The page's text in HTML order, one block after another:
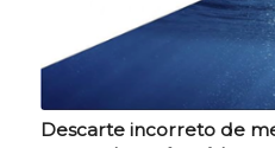
Descarte incorreto de